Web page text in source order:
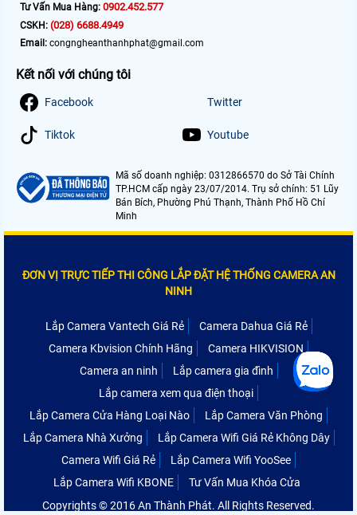
Tư Vấn Mua Hàng: 0902.452.577
CSKH: (028) 6688.4949
Email: congngheanthanhphat@gmail.com
Kết nối với chúng tôi
Facebook Twitter
Tiktok Youtube
Mã số doanh nghiệp: 0312866570 do Sở Tài Chính
TP.HCM cấp ngày 23/07/2014. Trụ sở chính: 51 Lũy
Bán Bích, Phường Phú Thạnh, Thành Phố Hồ Chí
Minh
ĐƠN VỊ TRỰC TIẾP THI CÔNG LẮP ĐẶT HỆ THỐNG CAMERA AN
NINH
Lắp Camera Vantech Giá Rẻ
Camera Dahua Giá Rẻ
Camera Kbvision Chính Hãng
Camera HIKVISION
Camera an ninh
Lắp camera gia đình
Lắp camera xem qua điện thoại
Lắp Camera Cửa Hàng Loại Nào
Lắp Camera Văn Phòng
Lắp Camera Nhà Xưởng
Lắp Camera Wifi Giá Rẻ Không Dây
Camera Wifi Giá Rẻ
Lắp Camera Wifi YooSee
Lắp Camera Wifi KBONE
Tư Vấn Mua Khóa Cửa
Copyrights © 2016 An Thành Phát. All Rights Reserved.